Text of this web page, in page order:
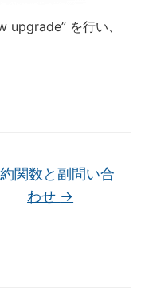
upgrade” を行い、
関数と副問い合
わせ →